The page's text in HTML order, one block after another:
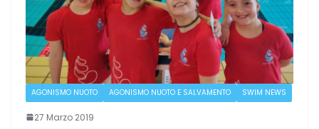
AGONISMO NUOTO AGONISMO NUOTO E SALVAMENTO SWIM NEWS
27 Marzo 2019